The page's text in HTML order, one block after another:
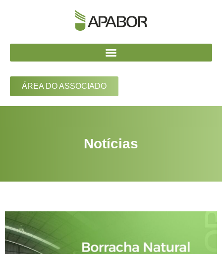
ÁREA DO ASSOCIADO
Notícias